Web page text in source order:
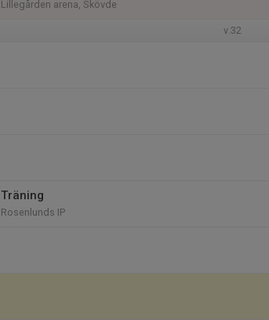
Lillegården arena, Skövde
v.32
Träning
Rosenlunds IP